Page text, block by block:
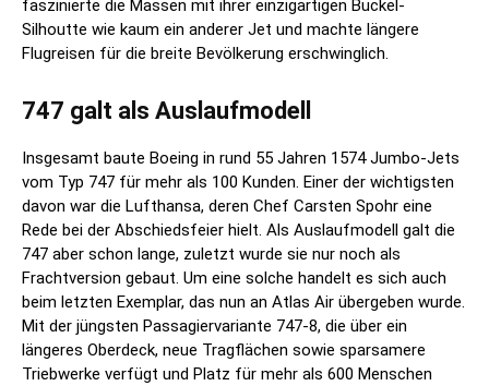
faszinierte die Massen mit ihrer einzigartigen Buckel-
Silhoutte wie kaum ein anderer Jet und machte längere
Flugreisen für die breite Bevölkerung erschwinglich.
747 galt als Auslaufmodell
Insgesamt baute Boeing in rund 55 Jahren 1574 Jumbo-Jets
vom Typ 747 für mehr als 100 Kunden. Einer der wichtigsten
davon war die Lufthansa, deren Chef Carsten Spohr eine
Rede bei der Abschiedsfeier hielt. Als Auslaufmodell galt die
747 aber schon lange, zuletzt wurde sie nur noch als
Frachtversion gebaut. Um eine solche handelt es sich auch
beim letzten Exemplar, das nun an Atlas Air übergeben wurde.
Mit der jüngsten Passagiervariante 747-8, die über ein
längeres Oberdeck, neue Tragflächen sowie sparsamere
Triebwerke verfügt und Platz für mehr als 600 Menschen